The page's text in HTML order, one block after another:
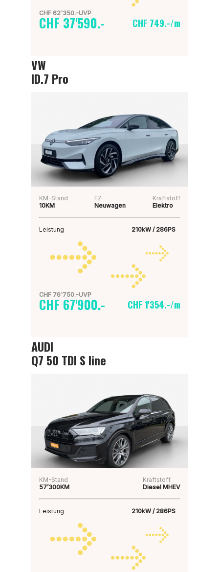
CHF 62'350.-UVP
CHF 37'590.- CHF 749.-/m
VW
ID.7 Pro
KM-Stand
10KM
EZ
Neuwagen
Kraftstoff
Elektro
Leistung 210kW / 286PS
CHF 76'750.-UVP
CHF 67'900.- CHF 1'354.-/m
AUDI
Q7 50 TDI S line
KM-Stand
57’300KM
Kraftstoff
Diesel MHEV
Leistung 210kW / 286PS